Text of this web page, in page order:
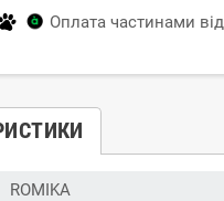
Оплата частинами
ROMIKA